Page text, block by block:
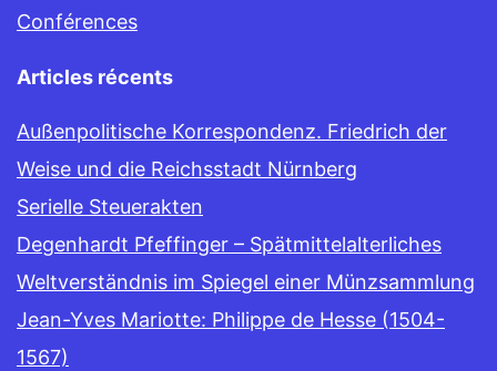
Conférences
Articles récents
Außenpolitische Korrespondenz. Friedrich der
Weise und die Reichsstadt Nürnberg
Serielle Steuerakten
Degenhardt Pfeffinger – Spätmittelalterliches
Weltverständnis im Spiegel einer Münzsammlung
Jean-Yves Mariotte: Philippe de Hesse (1504-
1567)